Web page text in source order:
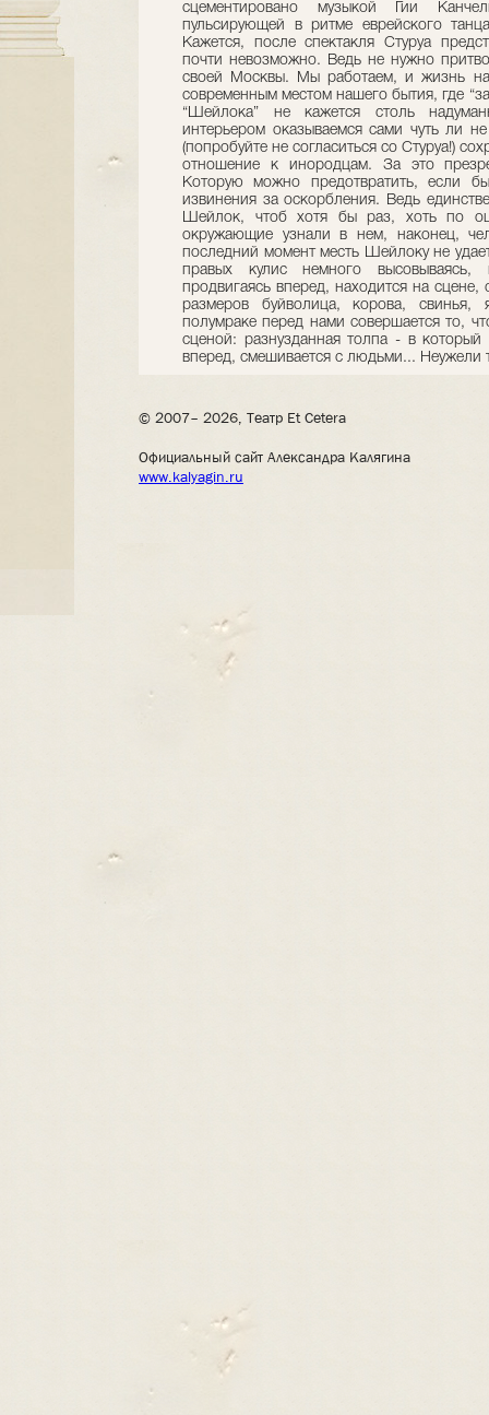
сцементировано музыкой Гии
пульсирующей в ритме еврейского
Кажется, после спектакля Стуруа
почти невозможно. Ведь не нужно
своей Москвы. Мы работаем, и жизнь
современным местом нашего бытия, где
“Шейлока” не кажется столь
интерьером оказываемся сами чуть ли
(попробуйте не согласиться со Стуруа!)
отношение к инородцам. За это
Которую можно предотвратить, если
извинения за оскорбления. Ведь
Шейлок, чтоб хотя бы раз, хоть по
окружающие узнали в нем, наконец,
последний момент месть Шейлоку не
правых кулис немного высовываясь,
продвигаясь вперед, находится на
размеров буйволица, корова,
полумраке перед нами совершается то,
сценой: разнузданная толпа - в который
вперед, смешивается с людьми... Неужели
© 2007– 2026, Театр Et Cetera
Официальный сайт Александра Калягина
www.kalyagin.ru